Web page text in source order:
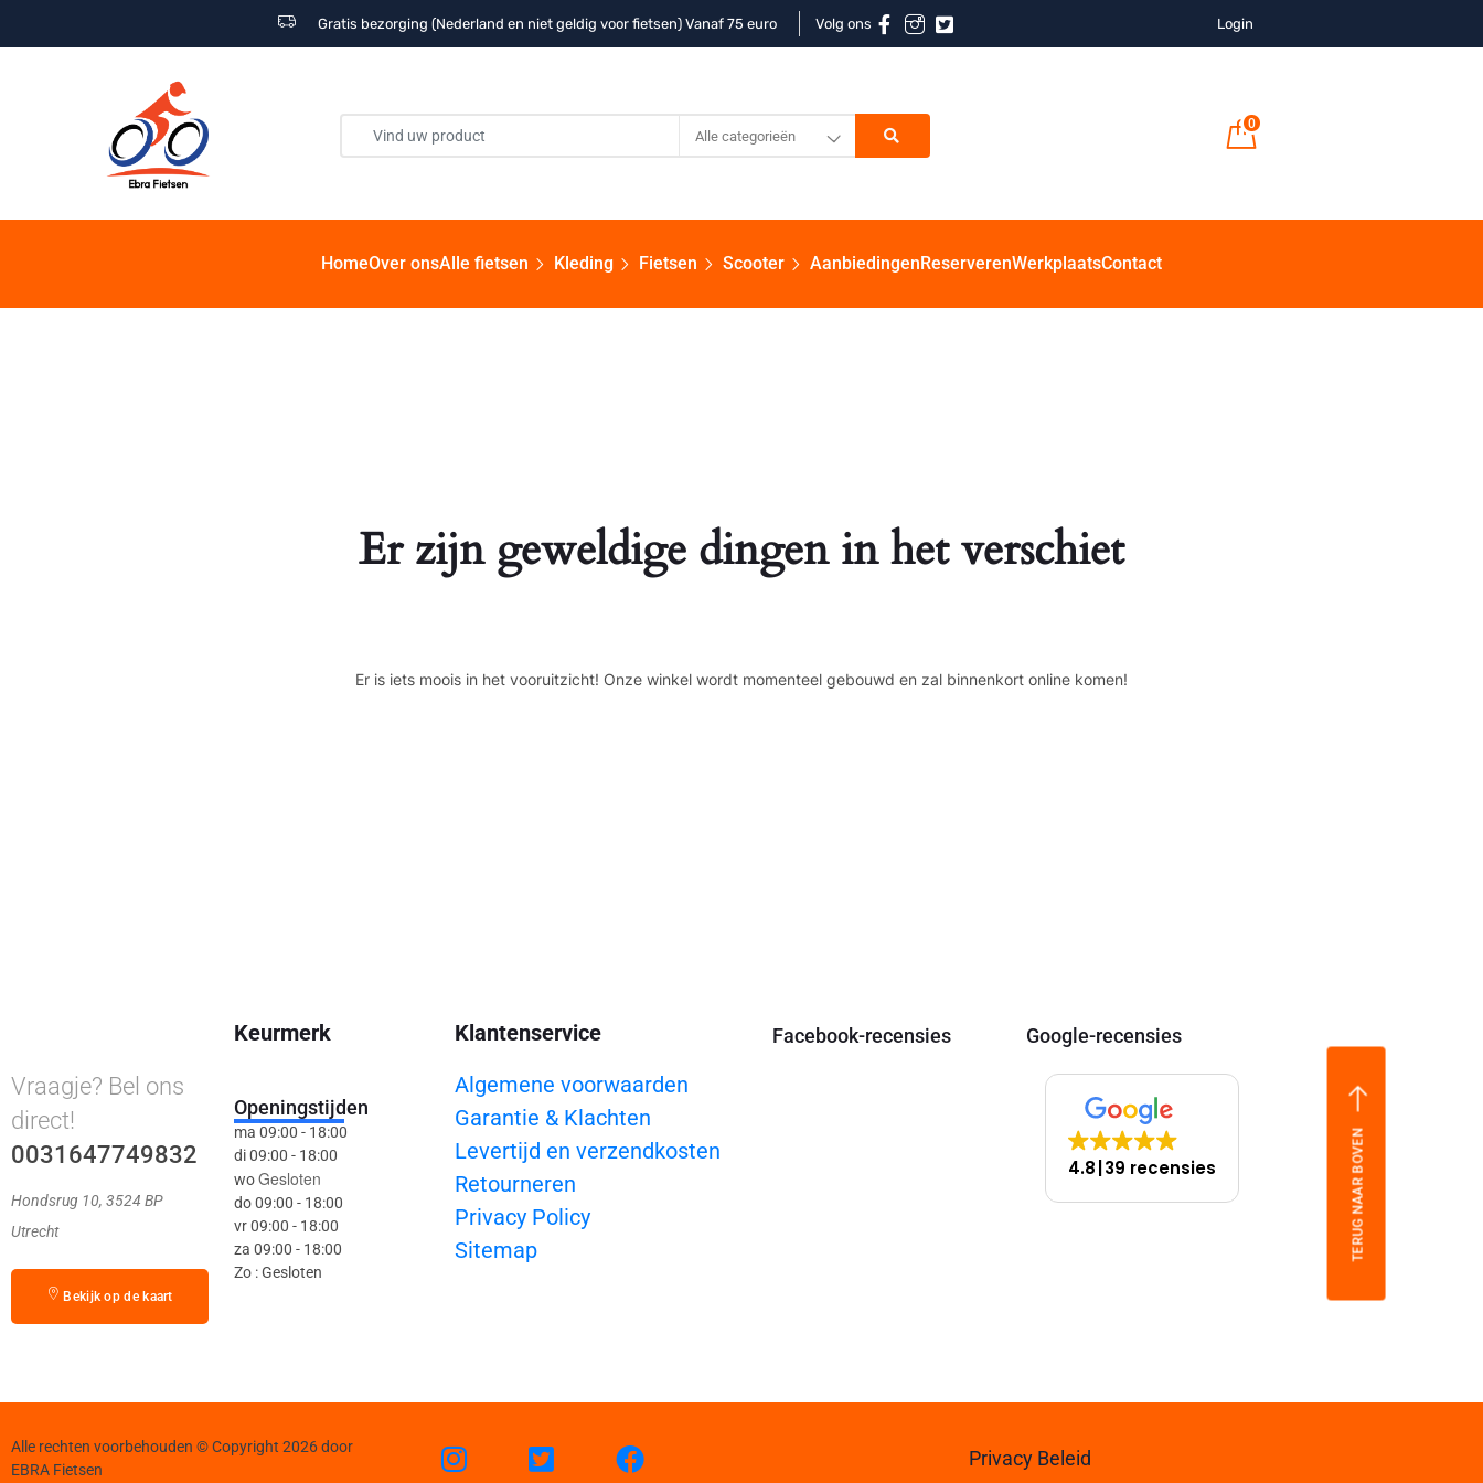
Gratis bezorging (Nederland en niet geldig voor fietsen) Vanaf 75 euro Volg ons Login
Alle categorieën
0
HomeOver onsAlle fietsen Kleding Fietsen Scooter AanbiedingenReserverenWerkplaatsContact
Er zijn geweldige dingen in het verschiet
Er is iets moois in het vooruitzicht! Onze winkel wordt momenteel gebouwd en zal binnenkort online komen!
Vraagje? Bel ons
direct!
0031647749832
Hondsrug 10, 3524 BP
Utrecht
Bekijk op de kaart
Keurmerk
Openingstijden
ma 09:00 - 18:00
di 09:00 - 18:00
woGesloten
do 09:00 - 18:00
vr 09:00 - 18:00
za 09:00 - 18:00
Zo : Gesloten
Klantenservice
Algemene voorwaarden
Garantie & Klachten
Levertijd en verzendkosten
Retourneren
Privacy Policy
Sitemap
Facebook-recensies Google-recensies
4.8 39 recensies TERUG NAAR BOVEN
Alle rechten voorbehouden © Copyright 2026 door
EBRA Fietsen
Privacy Beleid